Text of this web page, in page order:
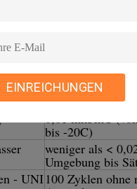
EINREICHUNGEN
12mm x 1220 x
N/mm2
~10 Ph
0,01 mm/mC
bis -20C)
weniger als <
Umgebung bis
- UNI100 Zyklen ohne